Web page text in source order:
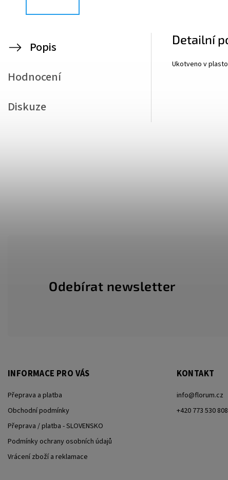
Popis
Hodnocení
Diskuze
Detailní
Ukotveno v
Odebírat newsletter
INFORMACE PRO VÁS
Přeprava a platba
Obchodní podmínky
Přeprava / platba - SLOVENSKO
Podmínky ochrany osobních údajů
Vrácení zboží a reklamace
KONTAKT
info@florum.cz
+420 773 530 808